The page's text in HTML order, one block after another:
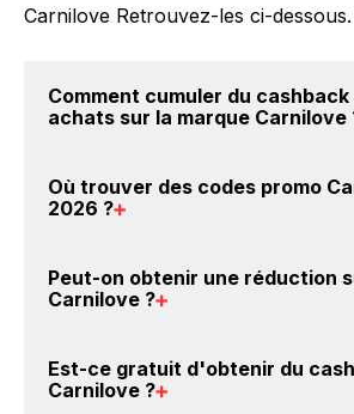
Carnilove Retrouvez-les ci-dessous.
Comment cumuler du cashback
achats sur la marque Carnilove
Carnilove : Créez votre compte sur
dans votre cagnotte au plus tard
Où trouver des codes promo
2026 ?
promo sur les produits Carnilove.
Peut-on obtenir une réduction
Carnilove ?
crédités sur votre cagnotte
Est-ce gratuit d'obtenir du
Carnilove ?